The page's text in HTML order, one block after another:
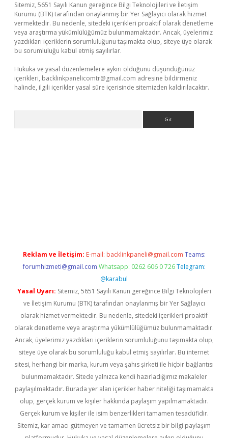
Sitemiz, 5651 Sayılı Kanun gereğince Bilgi Teknolojileri ve İletişim
Kurumu (BTK) tarafından onaylanmış bir Yer Sağlayıcı olarak hizmet
vermektedir. Bu nedenle, sitedeki içerikleri proaktif olarak denetleme
veya araştırma yükümlülüğümüz bulunmamaktadır. Ancak, üyelerimiz
yazdıkları içeriklerin sorumluluğunu taşımakta olup, siteye üye olarak
bu sorumluluğu kabul etmiş sayılırlar.
Hukuka ve yasal düzenlemelere aykırı olduğunu düşündüğünüz
içerikleri, backlinkpanelicomtr@gmail.com adresine bildirmeniz
halinde, ilgili içerikler yasal süre içerisinde sitemizden kaldırılacaktır.
Reklam ve İletişim: E-mail: backlinkpaneli@gmail.com Teams:
forumhizmeti@gmail.com Whatsapp: 0262 606 0 726 Telegram:
@karabul
Yasal Uyarı: Sitemiz, 5651 Sayılı Kanun gereğince Bilgi Teknolojileri
ve İletişim Kurumu (BTK) tarafından onaylanmış bir Yer Sağlayıcı
olarak hizmet vermektedir. Bu nedenle, sitedeki içerikleri proaktif
olarak denetleme veya araştırma yükümlülüğümüz bulunmamaktadır.
Ancak, üyelerimiz yazdıkları içeriklerin sorumluluğunu taşımakta olup,
siteye üye olarak bu sorumluluğu kabul etmiş sayılırlar. Bu internet
sitesi, herhangi bir marka, kurum veya şahıs şirketi ile hiçbir bağlantısı
bulunmamaktadır. Sitede yalnızca kendi hazırladığımız makaleler
paylaşılmaktadır. Burada yer alan içerikler haber niteliği taşımamakta
olup, gerçek kurum ve kişiler hakkında paylaşım yapılmamaktadır.
Gerçek kurum ve kişiler ile isim benzerlikleri tamamen tesadüfidir.
Sitemiz, kar amacı gütmeyen ve tamamen ücretsiz bir bilgi paylaşım